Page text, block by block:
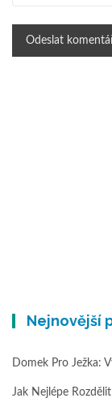
Nejnovější
Domek Pro Ježka:
Jak Nejlépe